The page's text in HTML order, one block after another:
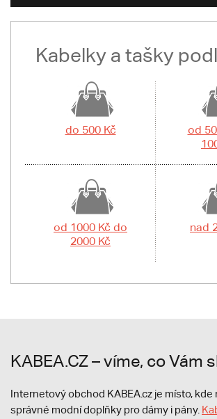
Kabelky a tašky
do 500 Kč
od
od 1000 Kč do
2000 Kč
nad
KABEA.CZ – víme, co Vám
Internetový obchod KABEA.cz je místo, kde
správné modní doplňky pro dámy i pány.